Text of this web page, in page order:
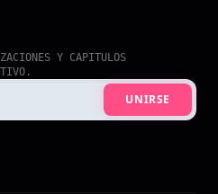
Y CAPITULOS
UNIRSE